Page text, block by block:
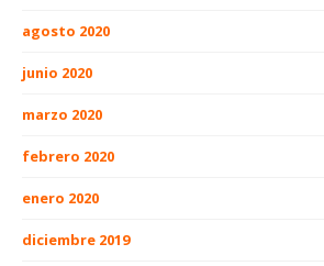
agosto 2020
junio 2020
marzo 2020
febrero 2020
enero 2020
diciembre 2019